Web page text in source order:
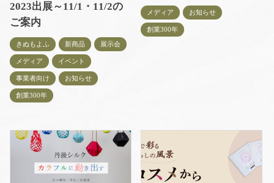
2023出展～11/1・11/2の
ご案内
きぬもよふ 新商品 展示会
メディア イベント
事業者向け お知らせ
創業300年
メディア お知らせ
創業300年